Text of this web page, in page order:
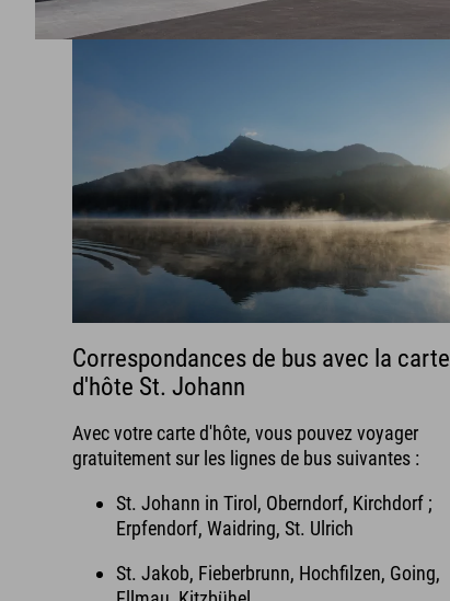
Correspondances de bus avec la carte
d'hôte St. Johann
Avec votre carte d'hôte, vous pouvez voyager
gratuitement sur les lignes de bus suivantes :
St. Johann in Tirol, Oberndorf, Kirchdorf ;
Erpfendorf, Waidring, St. Ulrich
St. Jakob, Fieberbrunn, Hochfilzen, Going,